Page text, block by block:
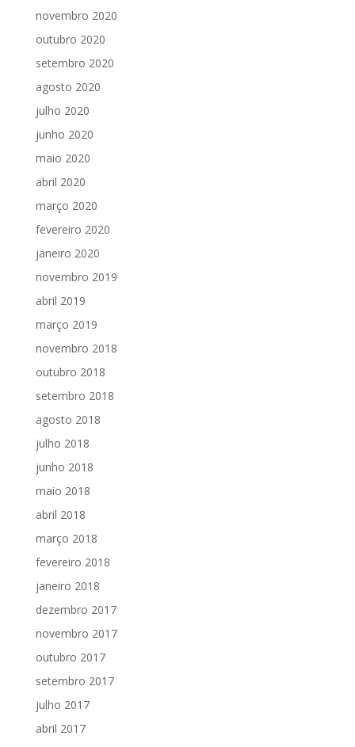
novembro 2020
outubro 2020
setembro 2020
agosto 2020
julho 2020
junho 2020
maio 2020
abril 2020
março 2020
fevereiro 2020
janeiro 2020
novembro 2019
abril 2019
março 2019
novembro 2018
outubro 2018
setembro 2018
agosto 2018
julho 2018
junho 2018
maio 2018
abril 2018
março 2018
fevereiro 2018
janeiro 2018
dezembro 2017
novembro 2017
outubro 2017
setembro 2017
julho 2017
abril 2017